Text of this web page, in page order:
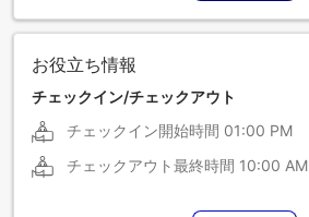
お役立ち情報
チェックイン/チェックアウト
チェックイン開始時間 01:00 PM
チェックアウト最終時間 10:00 AM